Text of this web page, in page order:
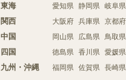
東海 愛知県 静岡県 岐阜県
関西 大阪府 兵庫県 京都府
中国 岡山県 広島県 鳥取県
四国 徳島県 香川県 愛媛県
九州・沖縄 福岡県 佐賀県 長崎県